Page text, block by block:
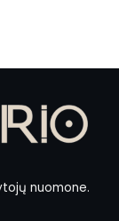
nuomone.